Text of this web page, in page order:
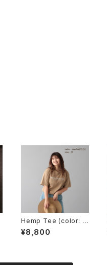
Hemp Tee (color: m
ocha)
¥8,800